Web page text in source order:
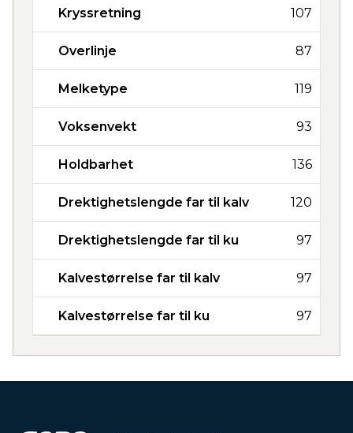
Kryssretning 107
Overlinje 87
Melketype 119
Voksenvekt 93
Holdbarhet 136
Drektighetslengde far til kalv 120
Drektighetslengde far til ku 97
Kalvestørrelse far til kalv 97
Kalvestørrelse far til ku 97